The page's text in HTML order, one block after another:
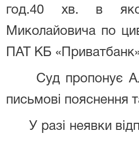
год.40 хв. в
Миколайовича по
ПАТ КБ
Суд пропонує
письмові пояснення
У разі неявки